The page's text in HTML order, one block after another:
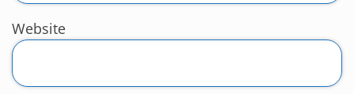
Website